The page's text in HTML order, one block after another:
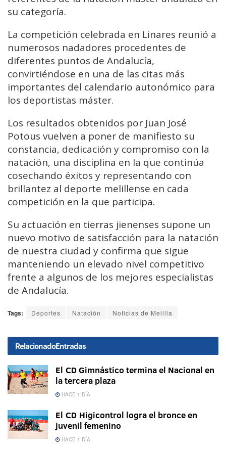
su categoría.
La competición celebrada en Linares reunió a
numerosos nadadores procedentes de
diferentes puntos de Andalucía,
convirtiéndose en una de las citas más
importantes del calendario autonómico para
los deportistas máster.
Los resultados obtenidos por Juan José
Potous vuelven a poner de manifiesto su
constancia, dedicación y compromiso con la
natación, una disciplina en la que continúa
cosechando éxitos y representando con
brillantez al deporte melillense en cada
competición en la que participa.
Su actuación en tierras jienenses supone un
nuevo motivo de satisfacción para la natación
de nuestra ciudad y confirma que sigue
manteniendo un elevado nivel competitivo
frente a algunos de los mejores especialistas
de Andalucía.
Tags: Deportes Natación Noticias de Melilla
RelacionadoEntradas
El CD Gimnástico termina el Nacional en
la tercera plaza
HACE 1 DÍA
El CD Higicontrol logra el bronce en
juvenil femenino
HACE 1 DÍA